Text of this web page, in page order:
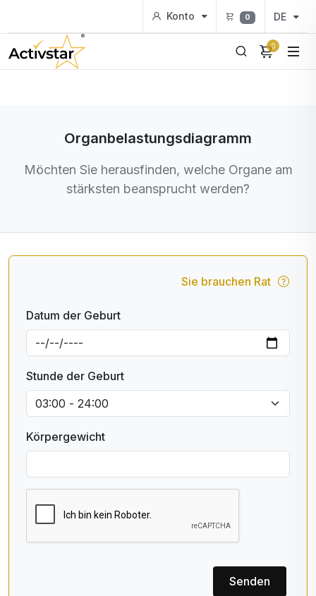
Konto 0 DE
0
Organbelastungsdiagramm
Möchten Sie herausfinden, welche Organe am
stärksten beansprucht werden?
Sie brauchen Rat
Datum der Geburt
Stunde der Geburt
Körpergewicht
Senden